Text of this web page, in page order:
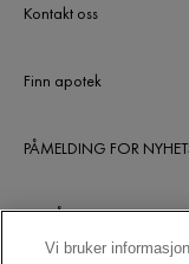
Kontakt oss
Finn apotek
PÅMELDING FOR
UTGÅTTE PRODUKTER
Vi bruker